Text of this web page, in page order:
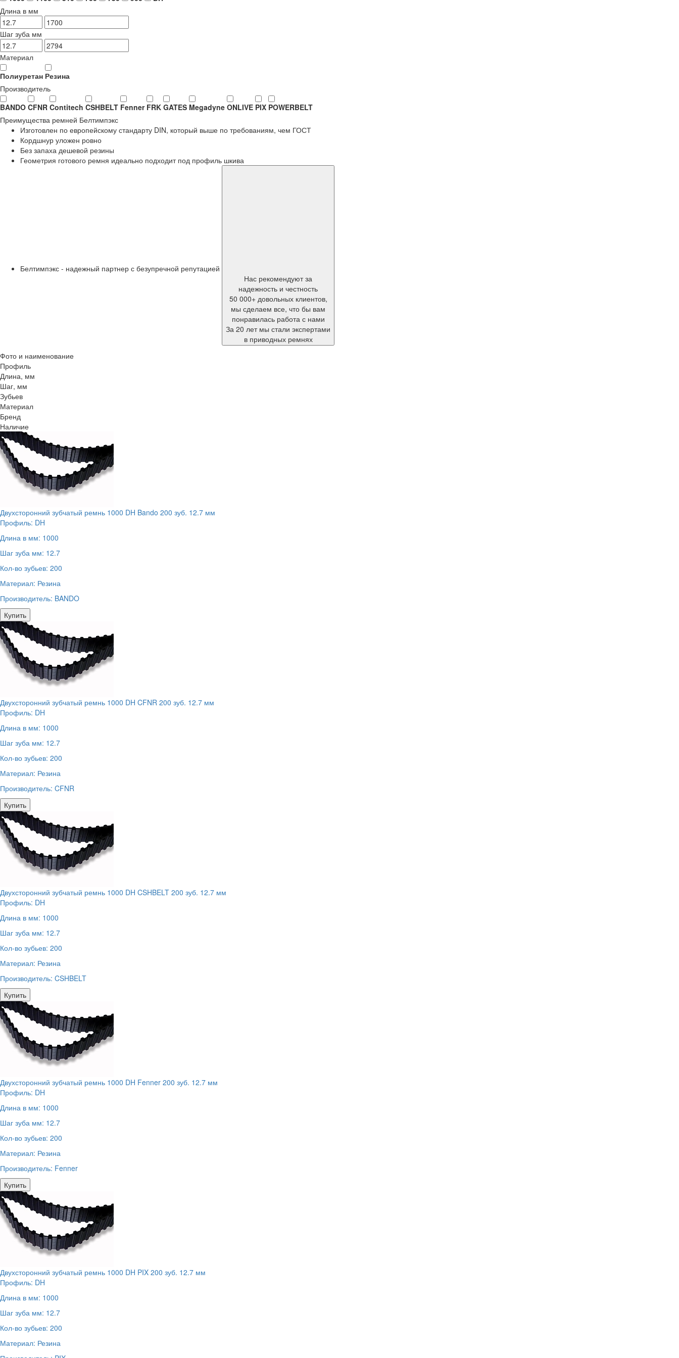
Длина в мм
Шаг зуба мм
Материал
Полиуретан Резина
Производитель
BANDO CFNR Contitech CSHBELT Fenner FRK GATES Megadyne ONLIVE PIX POWERBELT
Преимущества ремней Белтимпэкс
Изготовлен по европейскому стандарту DIN, который выше по требованиям, чем ГОСТ
Кордшнур уложен ровно
Без запаха дешевой резины
Геометрия готового ремня идеально подходит под профиль шкива
Белтимпэкс - надежный партнер с безупречной репутацией
Нас рекомендуют за
надежность и честность
50 000+ довольных клиентов,
мы сделаем все, что бы вам
понравилась работа с нами
За 20 лет мы стали экспертами
в приводных ремнях
Фото и наименование
Профиль
Длина, мм
Шаг, мм
Зубьев
Материал
Бренд
Наличие
Двухсторонний зубчатый ремнь 1000 DH Bando 200 зуб. 12.7 мм
Профиль: DH
Длина в мм: 1000
Шаг зуба мм: 12.7
Кол-во зубьев: 200
Материал: Резина
Производитель: BANDO
Купить
Двухсторонний зубчатый ремнь 1000 DH CFNR 200 зуб. 12.7 мм
Профиль: DH
Длина в мм: 1000
Шаг зуба мм: 12.7
Кол-во зубьев: 200
Материал: Резина
Производитель: CFNR
Купить
Двухсторонний зубчатый ремнь 1000 DH CSHBELT 200 зуб. 12.7 мм
Профиль: DH
Длина в мм: 1000
Шаг зуба мм: 12.7
Кол-во зубьев: 200
Материал: Резина
Производитель: CSHBELT
Купить
Двухсторонний зубчатый ремнь 1000 DH Fenner 200 зуб. 12.7 мм
Профиль: DH
Длина в мм: 1000
Шаг зуба мм: 12.7
Кол-во зубьев: 200
Материал: Резина
Производитель: Fenner
Купить
Двухсторонний зубчатый ремнь 1000 DH PIX 200 зуб. 12.7 мм
Профиль: DH
Длина в мм: 1000
Шаг зуба мм: 12.7
Кол-во зубьев: 200
Материал: Резина